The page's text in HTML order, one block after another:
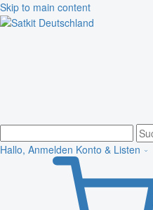
Skip to main content
Hallo, Anmelden Konto & Listen